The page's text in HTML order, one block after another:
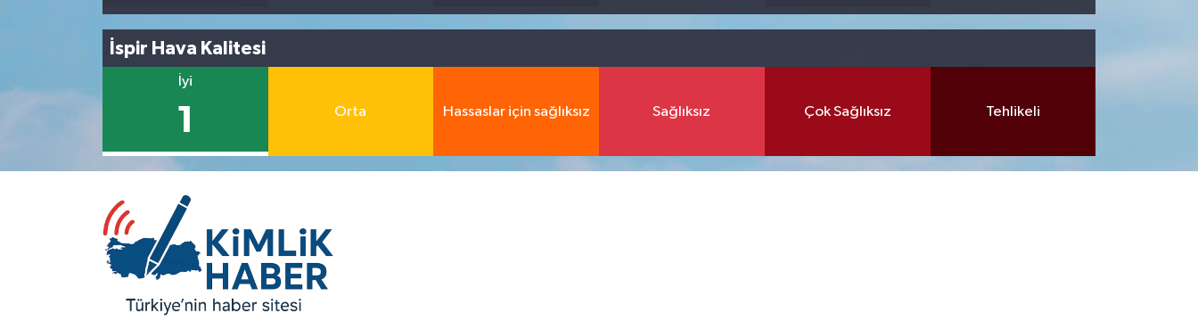
İspir Hava Kalitesi
İyi
1 Orta Hassaslar için sağlıksız Sağlıksız Çok Sağlıksız Tehlikeli